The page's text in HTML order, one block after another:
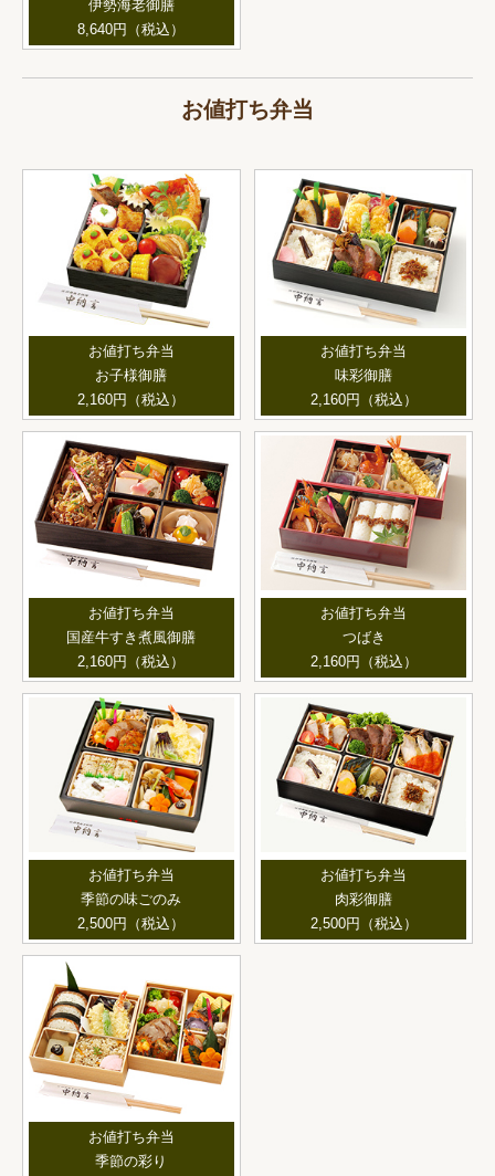
伊勢海老御膳
8,640円（税込）
お値打ち弁当
お値打ち弁当
お子様御膳
2,160円（税込）
お値打ち弁当
味彩御膳
2,160円（税込）
お値打ち弁当
国産牛すき煮風御膳
2,160円（税込）
お値打ち弁当
つばき
2,160円（税込）
お値打ち弁当
季節の味ごのみ
2,500円（税込）
お値打ち弁当
肉彩御膳
2,500円（税込）
お値打ち弁当
季節の彩り